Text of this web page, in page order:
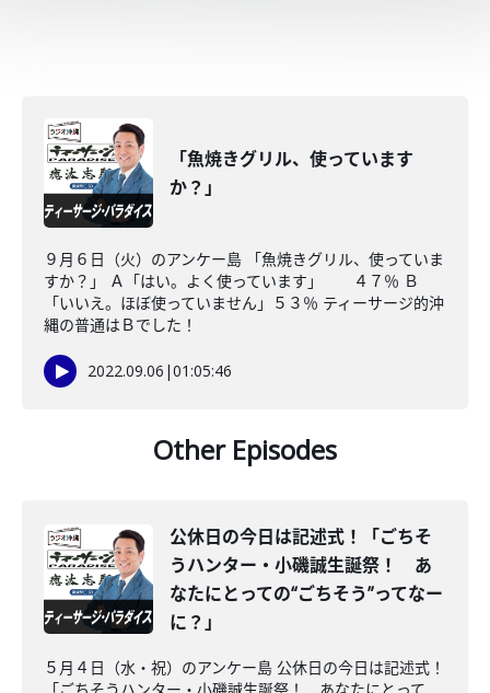
「魚焼きグリル、使っています
か？」
９月６日（火）のアンケー島 「魚焼きグリル、使っていま
すか？」 Ａ「はい。よく使っています」 ４７％ Ｂ
「いいえ。ほぼ使っていません」５３％ ティーサージ的沖
縄の普通はＢでした！
2022.09.06 |01:05:46
Other Episodes
公休日の今日は記述式！「ごちそ
うハンター・小磯誠生誕祭！ あ
なたにとっての“ごちそう”ってなー
に？」
５月４日（水・祝）のアンケー島 公休日の今日は記述式！